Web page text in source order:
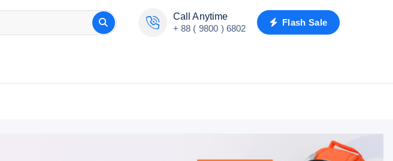
Call Anytime
+ 88 ( 9800 ) 6802
Flash Sale